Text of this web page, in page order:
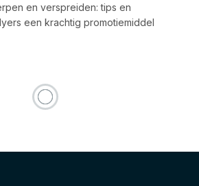
en verspreiden: tips en
een krachtig promotiemiddel